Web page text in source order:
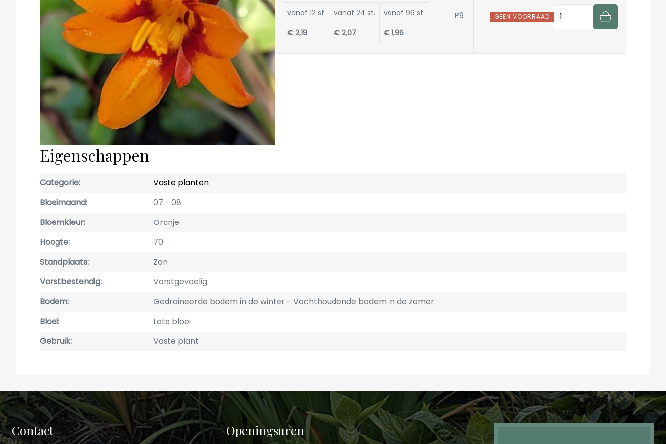
vanaf 12 st.
€ 2,19
vanaf 24 st.
€ 2,07
vanaf 96 st.
€ 1,96
P9 GEEN VOORRAAD
Hoeveelheid
Eigenschappen
Categorie
Vaste planten
Bloeimaand
07
08
Bloemkleur
Oranje
Hoogte
70
Standplaats
Zon
Vorstbestendig
Vorstgevoelig
Bodem
Gedraineerde bodem in de winter
Vochthoudende bodem in de zomer
Bloei
Late bloei
Gebruik
Vaste plant
Contact Openingsuren